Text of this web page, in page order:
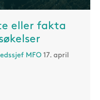
eller fakta
MFO 17. april